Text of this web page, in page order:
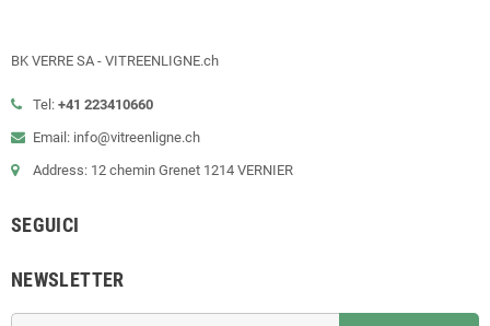
BK VERRE SA - VITREENLIGNE.ch
Tel: +41 223410660
Email: info@vitreenligne.ch
Address: 12 chemin Grenet 1214 VERNIER
SEGUICI
NEWSLETTER